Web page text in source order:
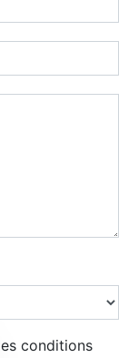
conditions